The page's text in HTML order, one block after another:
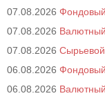
07.08.2026 Фондовый
07.08.2026 Валютный
07.08.2026 Сырьевой
06.08.2026 Фондовый
06.08.2026 Валютный